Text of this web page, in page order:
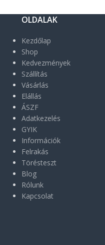
OLDALAK
Kezdőlap
Shop
Kedvezmények
Szállítás
Vásárlás
Elállás
ÁSZF
Adatkezelés
GYIK
Információk
Felrakás
Törésteszt
Blog
Rólunk
Kapcsolat